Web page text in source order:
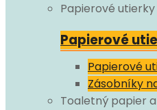
Papierové
Papierové
Papierové
Zásobníky
Toaletný papier